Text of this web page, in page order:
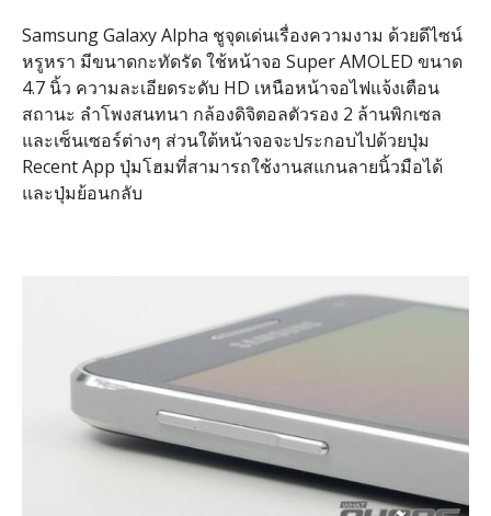
Samsung Galaxy Alpha ชูจุดเด่นเรื่องความงาม ด้วยดีไซน์
หรูหรา มีขนาดกะทัดรัด ใช้หน้าจอ Super AMOLED ขนาด
4.7 นิ้ว ความละเอียดระดับ HD เหนือหน้าจอไฟแจ้งเตือน
สถานะ ลำโพงสนทนา กล้องดิจิตอลตัวรอง 2 ล้านพิกเซล
และเซ็นเซอร์ต่างๆ ส่วนใต้หน้าจอจะประกอบไปด้วยปุ่ม
Recent App ปุ่มโฮมที่สามารถใช้งานสแกนลายนิ้วมือได้
และปุ่มย้อนกลับ